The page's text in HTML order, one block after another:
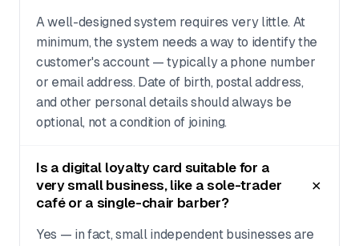
A well-designed system requires very little. At
minimum, the system needs a way to identify the
customer's account — typically a phone number
or email address. Date of birth, postal address,
and other personal details should always be
optional, not a condition of joining.
Is a digital loyalty card suitable for a
very small business, like a sole-trader
café or a single-chair barber?
Yes — in fact, small independent businesses are